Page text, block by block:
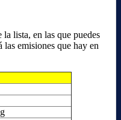
lista, en las que puedes
emisiones que hay en